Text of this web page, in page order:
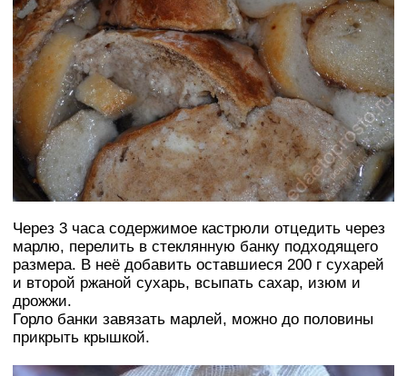
Через 3 часа содержимое кастрюли отцедить через
марлю, перелить в стеклянную банку подходящего
размера. В неё добавить оставшиеся 200 г сухарей
и второй ржаной сухарь, всыпать сахар, изюм и
дрожжи.
Горло банки завязать марлей, можно до половины
прикрыть крышкой.